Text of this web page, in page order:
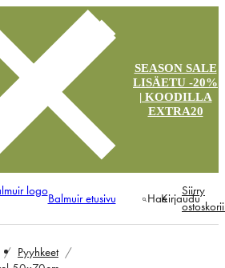
SEASON SALE
LISÄETU -20%
| KOODILLA
EXTRA20
Balmuir etusivu HaeKirjaudu
Siirry
Pyyhkeet